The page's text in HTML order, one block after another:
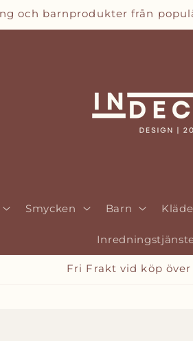
och barnprodukter från
Smycken Barn
Betala enkelt med Qliro